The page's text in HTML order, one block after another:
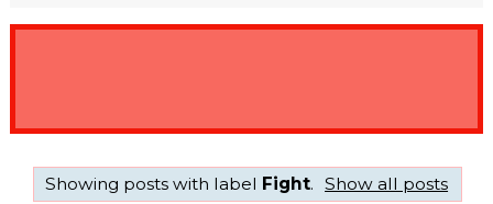
Showing posts with label Fight. Show all posts